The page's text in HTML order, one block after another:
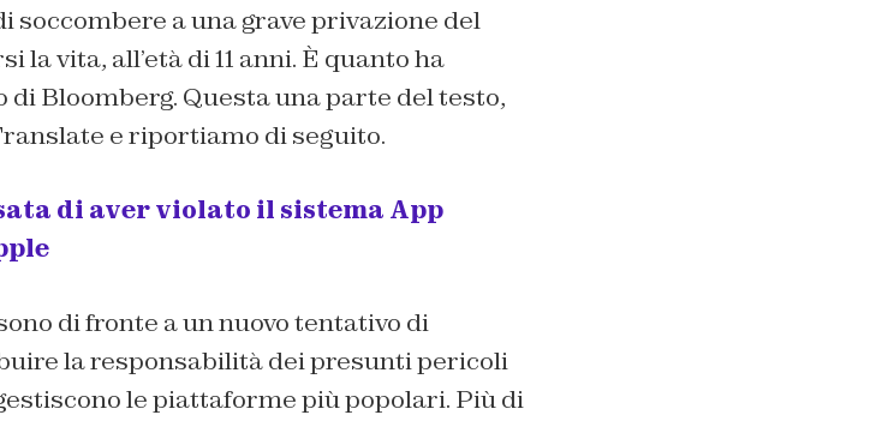
soccombere a una grave privazione del
la vita, all’età di 11 anni. È quanto ha
Bloomberg. Questa una parte del testo,
e riportiamo di seguito.
di aver violato il sistema App
di fronte a un nuovo tentativo di
la responsabilità dei presunti pericoli
le piattaforme più popolari. Più di